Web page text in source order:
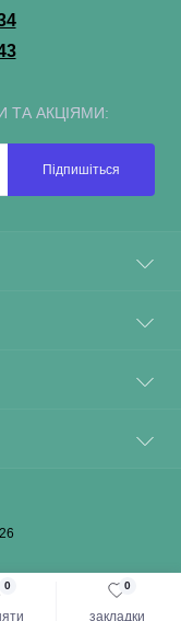
0
закладки
0
ТА АКЦІЯМИ:
Підпишіться